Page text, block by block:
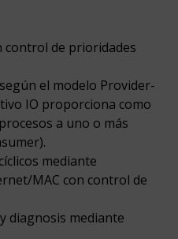
control de prioridades
el modelo Provider-
IO proporciona como
a uno o más
mediante
MAC con control de
diagnosis mediante